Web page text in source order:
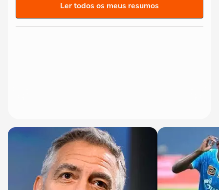
Ler todos os meus resumos